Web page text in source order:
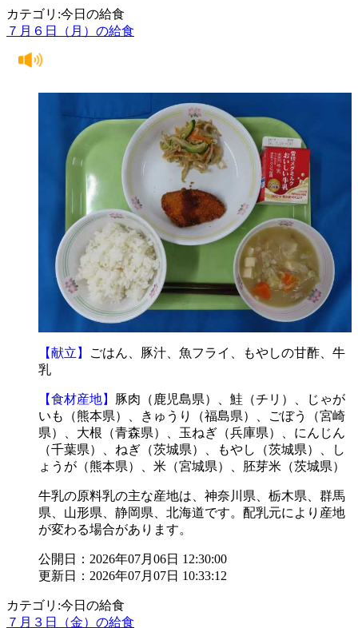
カテゴリ:今日の給食
７月６日（月）の給食
【献立】
ごはん、豚汁、魚フライ、もやしの甘酢、牛
乳
【食材産地】 豚肉（鹿児島県）、鮭（チリ）、じゃが
いも（熊本県）、きゅうり（福島県）、ごぼう（宮崎
県）、大根（青森県）、玉ねぎ（兵庫県）、にんじん
（千葉県）、ねぎ（茨城県）、もやし（茨城県）、し
ょうが（熊本県）、米（宮城県）、胚芽米（茨城県）
牛乳の原料乳の主な産地は、神奈川県、栃木県、群馬
県、山形県、静岡県、北海道です。配乳元により産地
が変わる場合があります。
公開日：2026年07月06日 12:30:00
更新日：2026年07月07日 10:33:12
カテゴリ:今日の給食
７月３日（金）の給食